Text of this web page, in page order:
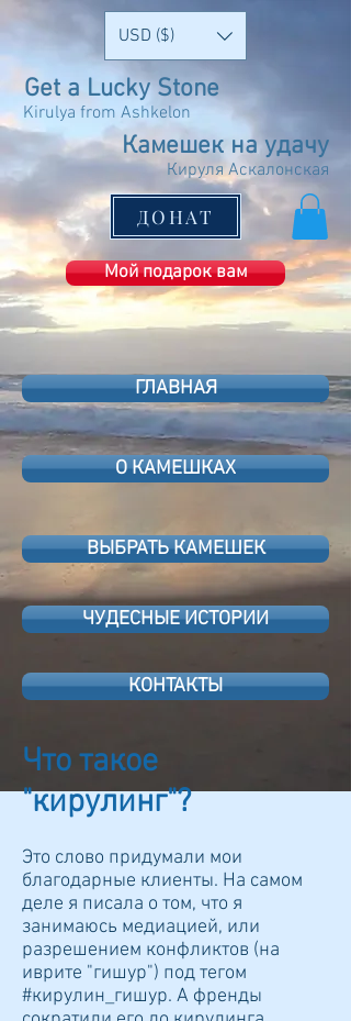
USD ($)
Get a Lucky Stone
Kirulya from Ashkelon
Камешек на удачу
Кируля Аскалонская
ДОНАТ
Мой подарок вам
ГЛАВНАЯ
О КАМЕШКАХ
ВЫБРАТЬ КАМЕШЕК
ЧУДЕСНЫЕ ИСТОРИИ
КОНТАКТЫ
Что такое
"кирулинг"?
Это слово придумали мои
благодарные клиенты. На самом
деле я писала о том, что я
занимаюсь медиацией, или
разрешением конфликтов (на
иврите "гишур") под тегом
#кирулин_гишур. А френды